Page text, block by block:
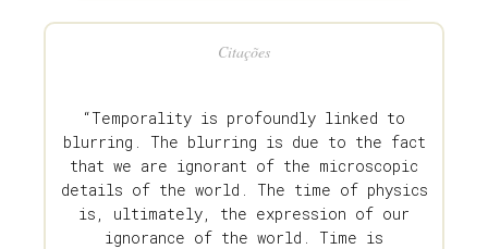
Citações
“Temporality is profoundly linked to
blurring. The blurring is due to the fact
that we are ignorant of the microscopic
details of the world. The time of physics
is, ultimately, the expression of our
ignorance of the world. Time is